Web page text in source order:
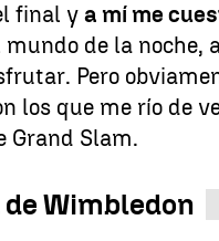
final ya mí me
de la noche,
Pero
los que me río de
Grand Slam.
Wimbledon